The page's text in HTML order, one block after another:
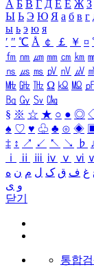
А Б В Г Д Е Ё Ж З
Ы Ь Э Ю Я а б в г
ы ь э ю я
′ ″ ℃ Å ￠ ￡ ￥ ¤
㎙ ㎚ ㎛ ㎜ ㎝ ㎞
㎱ ㎲ ㎳ ㎴ ㎵ ㎶
㎒ ㎓ ㎔ Ω ㏀ ㏁ ㎊
㏃ ㏉ ㏜ ㏆
§ ※ ☆ ★ ○ ● ◎
♠ ♡ ♥ ♧ ♣ ⊙ ◈
‡ ↕ ↗ ↙ ↖ ↘ ♭
ⅰ
ⅱ ⅲ ⅳ ⅴ ⅵ
غ ف ق ک ل م ن ه
و ی
닫기
통합